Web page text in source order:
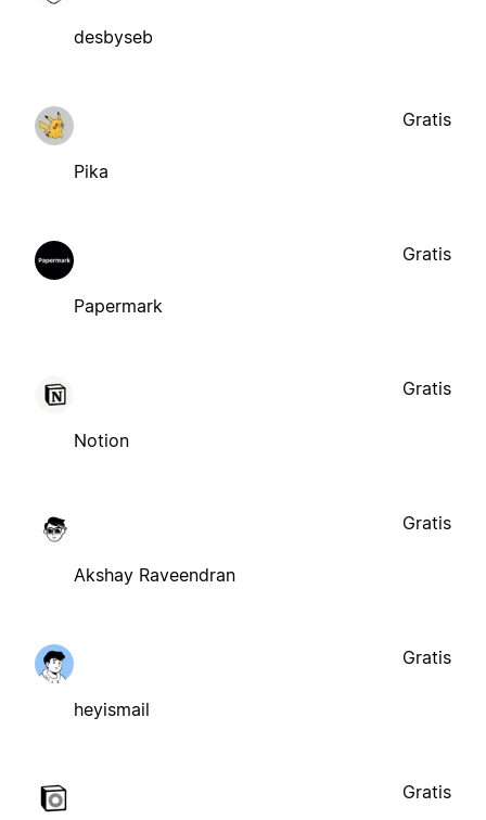
desbyseb
Pika
Gratis
Papermark
Gratis
Notion
Gratis
Akshay Raveendran
Gratis
heyismail
Gratis
Gratis